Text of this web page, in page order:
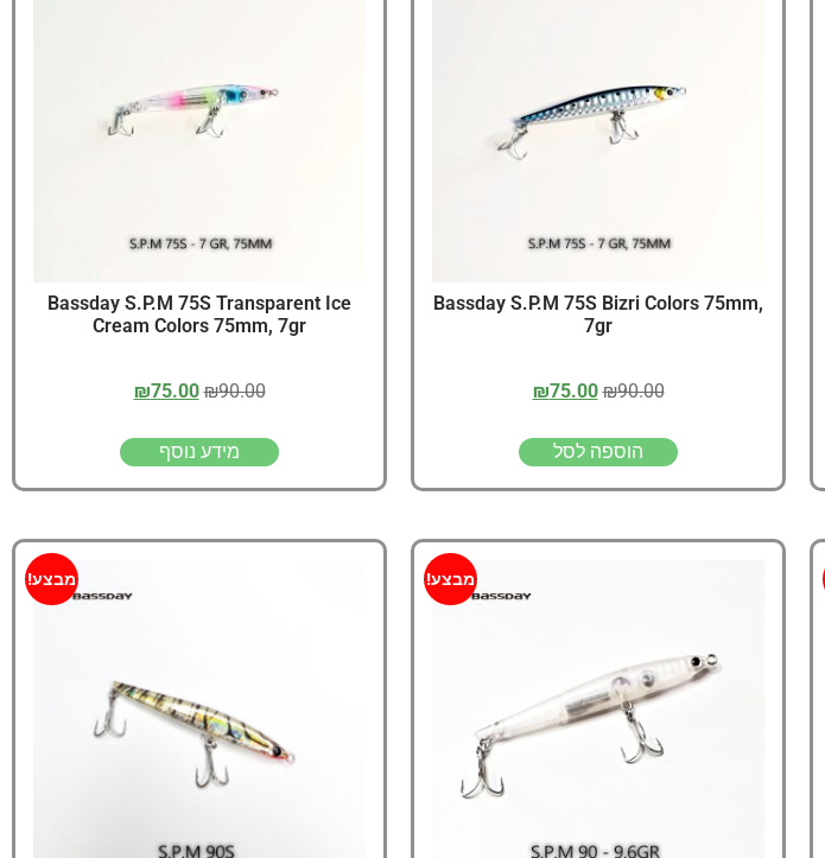
Bassday S.P.M 75S Bizri Colors 75mm,
7gr
₪90.00
₪75.00
הוספה לסל
Bassday S.P.M 75S Transparent Ice
Cream Colors 75mm, 7gr
₪90.00
₪75.00
מידע נוסף
מבצע! מבצע!